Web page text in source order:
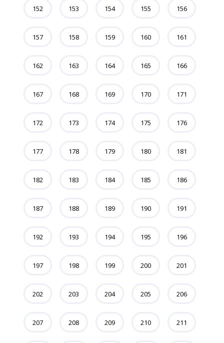
152 153 154 155 156
157 158 159 160 161
162 163 164 165 166
167 168 169 170 171
172 173 174 175 176
177 178 179 180 181
182 183 184 185 186
187 188 189 190 191
192 193 194 195 196
197 198 199 200 201
202 203 204 205 206
207 208 209 210 211